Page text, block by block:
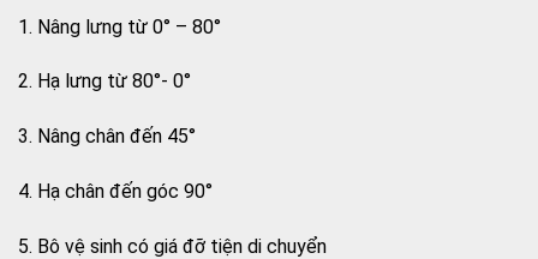
1. Nâng lưng từ 0° – 80°
2. Hạ lưng từ 80°- 0°
3. Nâng chân đến 45°
4. Hạ chân đến góc 90°
5. Bô vệ sinh có giá đỡ tiện di chuyển